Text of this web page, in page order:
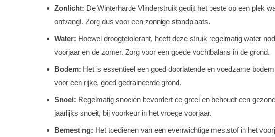
Zonlicht: De Winterharde Vlinderstruik gedijt het beste op een plek
ontvangt. Zorg dus voor een zonnige standplaats.
Water: Hoewel droogtetolerant, heeft deze struik regelmatig water
voorjaar en de zomer. Zorg voor een goede vochtbalans in de grond.
Bodem: Het is essentieel een goed doorlatende en voedzame
voor een rijke, goed gedraineerde grond.
Snoei: Regelmatig snoeien bevordert de groei en behoudt een
jaarlijks snoeit, bij voorkeur in het vroege voorjaar.
Bemesting: Het toedienen van een evenwichtige meststof in het